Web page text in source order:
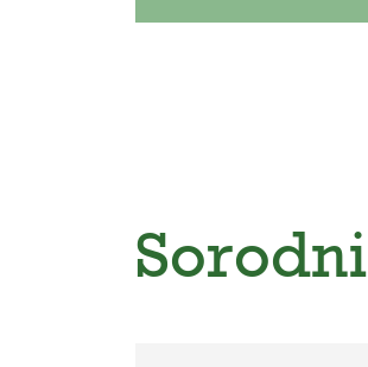
Sorodni